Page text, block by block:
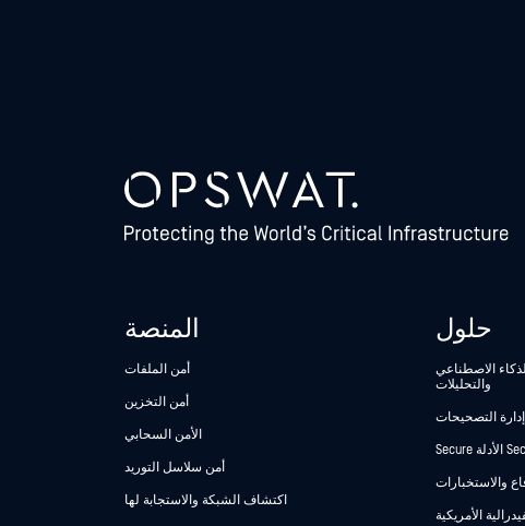
المنصة
أمن الملفات
أمن التخزين
الأمن السحابي
أمن سلاسل التوريد
اكتشاف الشبكة والاستجابة لها
حلول
الاصطناعي
والتحليلات
إدارة التصحيحات
والاستخبارات
الأمريكية